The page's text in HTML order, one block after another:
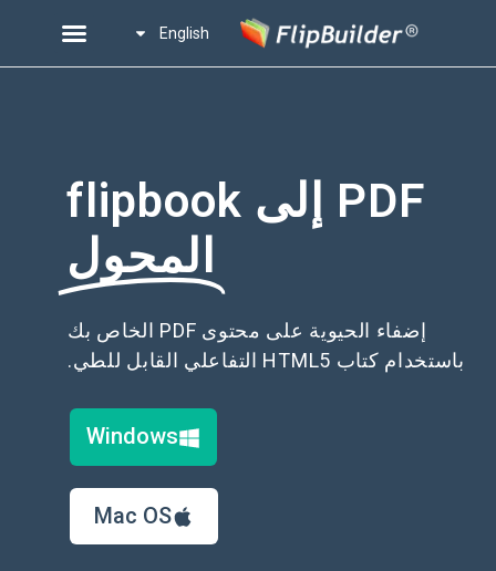
English
PDF إلى flipbook
المحول
إضفاء الحيوية على محتوى PDF الخاص بك
باستخدام كتاب HTML5 التفاعلي القابل للطي.
Windows
Mac OS